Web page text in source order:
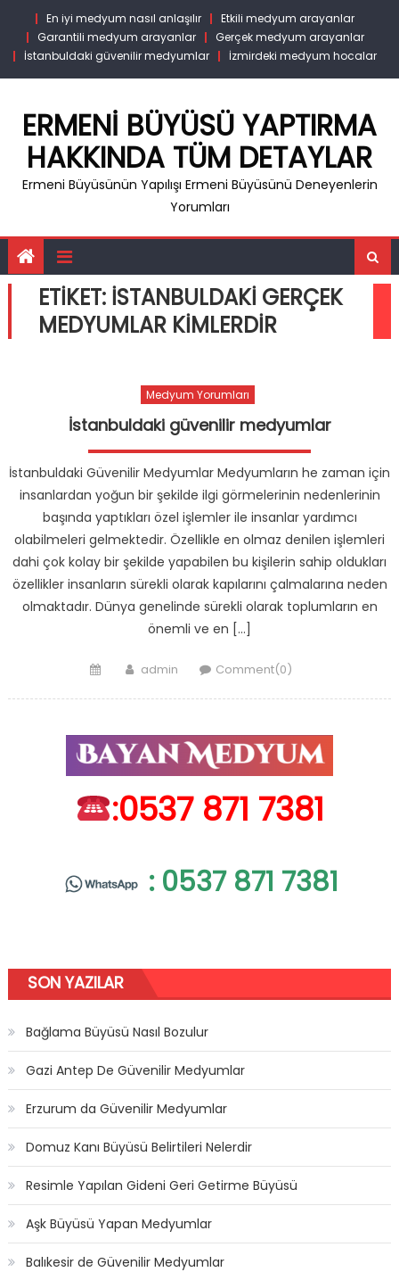
content
En iyi medyum nasıl anlaşılır
Etkili medyum arayanlar
Garantili medyum arayanlar
Gerçek medyum arayanlar
İstanbuldaki güvenilir medyumlar
İzmirdeki medyum hocalar
ERMENI BÜYÜSÜ YAPTIRMA
HAKKINDA TÜM DETAYLAR
Ermeni Büyüsünün Yapılışı Ermeni Büyüsünü Deneyenlerin
Yorumları
ETIKET: ISTANBULDAKI GERÇEK
MEDYUMLAR KIMLERDIR
Medyum Yorumları
İstanbuldaki güvenilir medyumlar
İstanbuldaki Güvenilir Medyumlar Medyumların he zaman için
insanlardan yoğun bir şekilde ilgi görmelerinin nedenlerinin
başında yaptıkları özel işlemler ile insanlar yardımcı
olabilmeleri gelmektedir. Özellikle en olmaz denilen işlemleri
dahi çok kolay bir şekilde yapabilen bu kişilerin sahip oldukları
özellikler insanların sürekli olarak kapılarını çalmalarına neden
olmaktadır. Dünya genelinde sürekli olarak toplumların en
önemli ve en […]
PostedAuthor
admin Comment(0)
:0537 871 7381
: 0537 871 7381
SON YAZILAR
Bağlama Büyüsü Nasıl Bozulur
Gazi Antep De Güvenilir Medyumlar
Erzurum da Güvenilir Medyumlar
Domuz Kanı Büyüsü Belirtileri Nelerdir
Resimle Yapılan Gideni Geri Getirme Büyüsü
Aşk Büyüsü Yapan Medyumlar
Balıkesir de Güvenilir Medyumlar